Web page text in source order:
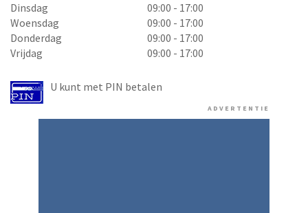
Dinsdag
09:00 - 17:00
Woensdag
09:00 - 17:00
Donderdag
09:00 - 17:00
Vrijdag
09:00 - 17:00
U kunt met PIN betalen
ADVERTENTIE